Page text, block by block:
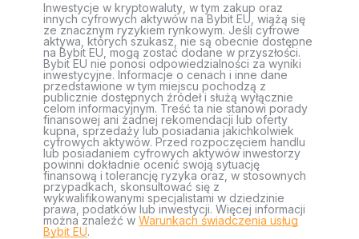
Inwestycje w kryptowaluty, w tym zakup oraz
innych cyfrowych aktywów na Bybit EU, wiążą się
ze znacznym ryzykiem rynkowym. Jeśli cyfrowe
aktywa, których szukasz, nie są obecnie dostępne
na Bybit EU, mogą zostać dodane w przyszłości.
Bybit EU nie ponosi odpowiedzialności za wyniki
inwestycyjne. Informacje o cenach i inne dane
przedstawione w tym miejscu pochodzą z
publicznie dostępnych źródeł i służą wyłącznie
celom informacyjnym. Treść ta nie stanowi porady
finansowej ani żadnej rekomendacji lub oferty
kupna, sprzedaży lub posiadania jakichkolwiek
cyfrowych aktywów. Przed rozpoczęciem handlu
lub posiadaniem cyfrowych aktywów inwestorzy
powinni dokładnie ocenić swoją sytuację
finansową i tolerancję ryzyka oraz, w stosownych
przypadkach, skonsultować się z
wykwalifikowanymi specjalistami w dziedzinie
prawa, podatków lub inwestycji. Więcej informacji
można znaleźć w Warunkach świadczenia usług
Bybit EU.